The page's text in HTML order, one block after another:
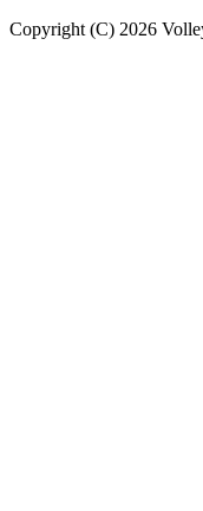
Copyright (C) 2026